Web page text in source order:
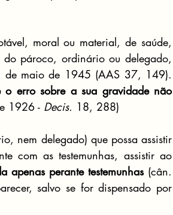
moral ou material, de saúde,
pároco, ordinário ou delegado,
o erro sobre a sua gravidade não
1926 - Decis. 18, 288)
nem delegado) que possa assistir
com as testemunhas, assistir ao
apenas perante testemunhas (cân.
salvo se for dispensado por